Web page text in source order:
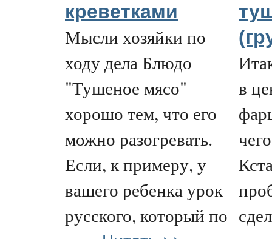
креветками
Мысли хозяйки по
ходу дела Блюдо
"Тушеное мясо"
хорошо тем, что его
можно разогревать.
Если, к примеру, у
вашего ребенка урок
русского, который по
в